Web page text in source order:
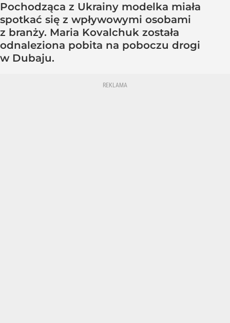
Pochodząca z Ukrainy modelka miała
spotkać się z wpływowymi osobami
z branży. Maria Kovalchuk została
odnaleziona pobita na poboczu drogi
w Dubaju.